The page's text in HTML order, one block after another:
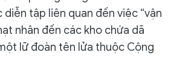
tập liên quan đến việc “vận
nhân đến các kho chứa dã
lữ đoàn tên lửa thuộc Cộng